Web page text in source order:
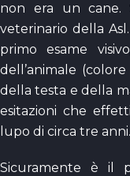
non era un cane.
veterinario della
primo esame
dell’animale
della testa e della
esitazioni che
lupo di circa tre anni.
Sicuramente è il